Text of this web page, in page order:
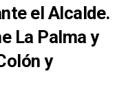
el Alcalde.
La Palma y
y